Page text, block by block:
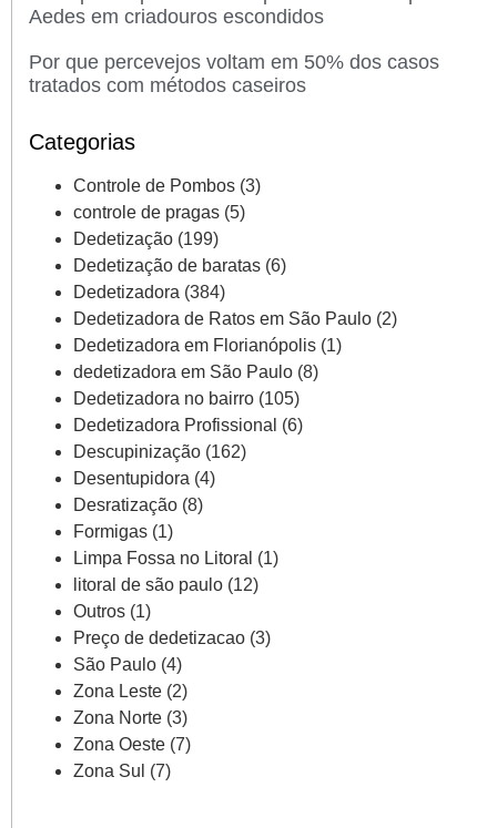
Aedes em criadouros escondidos
Por que percevejos voltam em 50% dos casos
tratados com métodos caseiros
Categorias
Controle de Pombos (3)
controle de pragas (5)
Dedetização (199)
Dedetização de baratas (6)
Dedetizadora (384)
Dedetizadora de Ratos em São Paulo (2)
Dedetizadora em Florianópolis (1)
dedetizadora em São Paulo (8)
Dedetizadora no bairro (105)
Dedetizadora Profissional (6)
Descupinização (162)
Desentupidora (4)
Desratização (8)
Formigas (1)
Limpa Fossa no Litoral (1)
litoral de são paulo (12)
Outros (1)
Preço de dedetizacao (3)
São Paulo (4)
Zona Leste (2)
Zona Norte (3)
Zona Oeste (7)
Zona Sul (7)